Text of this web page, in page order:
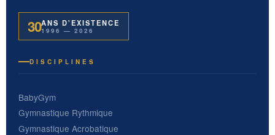
30ANS D'EXISTENCE
1996 — 2026
DISCIPLINES
BabyGym
Gymnastique Rythmique
Gymnastique Acrobatique